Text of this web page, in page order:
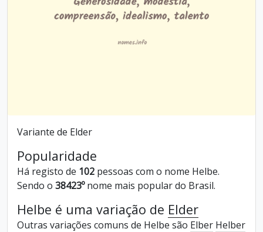
Variante de Elder
Popularidade
Há registo de 102 pessoas com o nome Helbe.
Sendo o 38423ºnome mais popular do Brasil.
Helbe é uma variação de Elder
Outras variações comuns de Helbe são Elber Helber